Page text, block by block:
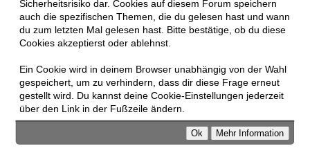
Sicherheitsrisiko dar. Cookies auf diesem Forum speichern
auch die spezifischen Themen, die du gelesen hast und wann
du zum letzten Mal gelesen hast. Bitte bestätige, ob du diese
Cookies akzeptierst oder ablehnst.
Ein Cookie wird in deinem Browser unabhängig von der Wahl
gespeichert, um zu verhindern, dass dir diese Frage erneut
gestellt wird. Du kannst deine Cookie-Einstellungen jederzeit
über den Link in der Fußzeile ändern.